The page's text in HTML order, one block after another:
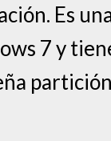
Es
7 y